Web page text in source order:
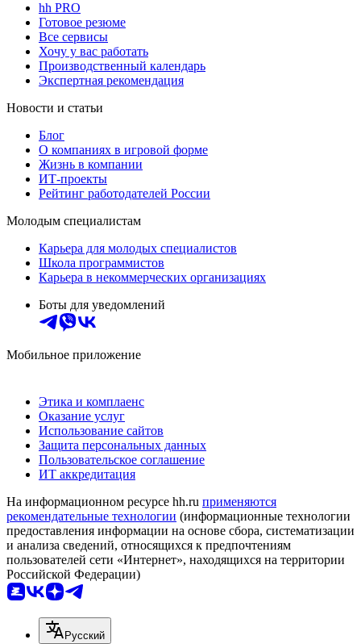
hh PRO
Готовое резюме
Все сервисы
Хочу у вас работать
Производственный календарь
Экспертная рекомендация
Новости и статьи
Блог
О компаниях в игровой форме
Жизнь в компании
ИТ-проекты
Рейтинг работодателей России
Молодым специалистам
Карьера для молодых специалистов
Школа программистов
Карьера в некоммерческих организациях
Боты для уведомлений
Мобильное приложение
Этика и комплаенс
Оказание услуг
Использование сайтов
Защита персональных данных
Пользовательское соглашение
ИТ аккредитация
На информационном ресурсе hh.ru применяются
рекомендательные технологии (информационные технологии
предоставления информации на основе сбора, систематизации
и анализа сведений, относящихся к предпочтениям
пользователей сети «Интернет», находящихся на территории
Российской Федерации)
Русский